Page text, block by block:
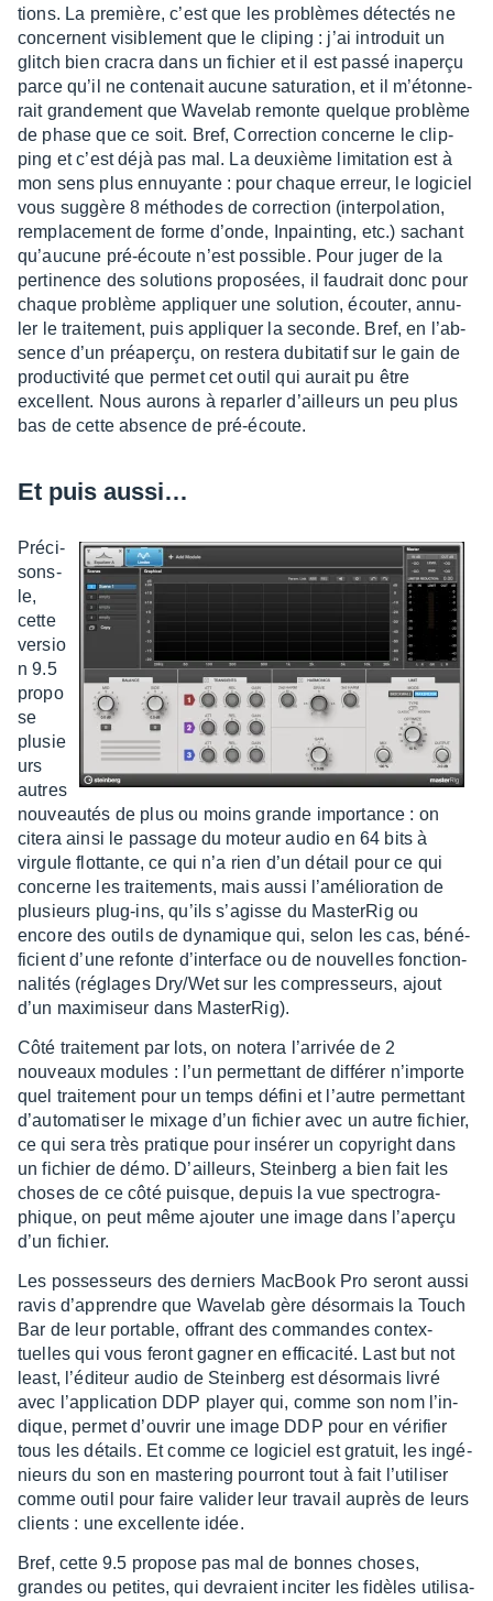
tions. La première, c’est que les problèmes détec­tés ne
concernent visi­ble­ment que le cliping : j’ai intro­duit un
glitch bien cracra dans un fichier et il est passé inaperçu
parce qu’il ne conte­nait aucune satu­ra­tion, et il m’éton­ne­
rait gran­de­ment que Wave­lab remonte quelque problème
de phase que ce soit. Bref, Correc­tion concerne le clip­
ping et c’est déjà pas mal. La deuxième limi­ta­tion est à
mon sens plus ennuyante : pour chaque erreur, le logi­ciel
vous suggère 8 méthodes de correc­tion (inter­po­la­tion,
rempla­ce­ment de forme d’onde, Inpain­ting, etc.) sachant
qu’au­cune pré-écoute n’est possible. Pour juger de la
perti­nence des solu­tions propo­sées, il faudrait donc pour
chaque problème appliquer une solu­tion, écou­ter, annu­
ler le trai­te­ment, puis appliquer la seconde. Bref, en l’ab­
sence d’un préaperçu, on restera dubi­ta­tif sur le gain de
produc­ti­vité que permet cet outil qui aurait pu être
excellent. Nous aurons à repar­ler d’ailleurs un peu plus
bas de cette absence de pré-écoute.
Et puis aussi…
Préci­
sons-
le,
cette
versio
n 9.5
propo
se
plusie
urs
autres
nouveau­tés de plus ou moins grande impor­tance : on
citera ainsi le passage du moteur audio en 64 bits à
virgule flot­tante, ce qui n’a rien d’un détail pour ce qui
concerne les trai­te­ments, mais aussi l’amé­lio­ra­tion de
plusieurs plug-ins, qu’ils s’agisse du Master­Rig ou
encore des outils de dyna­mique qui, selon les cas, béné­
fi­cient d’une refonte d’in­ter­face ou de nouvelles fonc­tion­
na­li­tés (réglages Dry/Wet sur les compres­seurs, ajout
d’un maxi­mi­seur dans Master­Rig).
Côté trai­te­ment par lots, on notera l’ar­ri­vée de 2
nouveaux modules : l’un permet­tant de diffé­rer n’im­porte
quel trai­te­ment pour un temps défini et l’autre permet­tant
d’au­to­ma­ti­ser le mixage d’un fichier avec un autre fichier,
ce qui sera très pratique pour insé­rer un copy­right dans
un fichier de démo. D’ailleurs, Stein­berg a bien fait les
choses de ce côté puisque, depuis la vue spec­tro­gra­
phique, on peut même ajou­ter une image dans l’aperçu
d’un fichier.
Les posses­seurs des derniers MacBook Pro seront aussi
ravis d’ap­prendre que Wave­lab gère désor­mais la Touch
Bar de leur portable, offrant des commandes contex­
tuelles qui vous feront gagner en effi­ca­cité. Last but not
least, l’édi­teur audio de Stein­berg est désor­mais livré
avec l’ap­pli­ca­tion DDP player qui, comme son nom l’in­
dique, permet d’ou­vrir une image DDP pour en véri­fier
tous les détails. Et comme ce logi­ciel est gratuit, les ingé­
nieurs du son en maste­ring pour­ront tout à fait l’uti­li­ser
comme outil pour faire vali­der leur travail auprès de leurs
clients : une excel­lente idée.
Bref, cette 9.5 propose pas mal de bonnes choses,
grandes ou petites, qui devraient inci­ter les fidèles utili­sa­